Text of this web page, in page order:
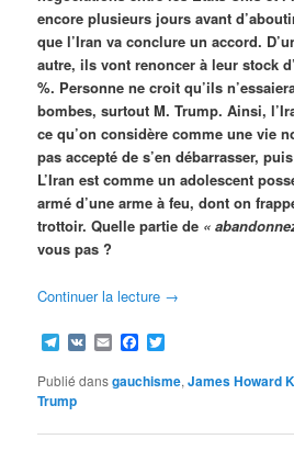
encore plusieurs jours avant
que l’Iran va conclure un accord.
autre, ils vont renoncer à leur stock
%. Personne ne croit qu’ils
bombes, surtout M. Trump. Ainsi,
ce qu’on considère comme une vie
pas accepté de s’en débarrasser,
L’Iran est comme un adolescent
armé d’une arme à feu, dont on
trottoir. Quelle partie de «
vous pas ?
Continuer la lecture →
Telegram
VK EmailFacebook
Publié dansgauchisme,James Howard
Trump